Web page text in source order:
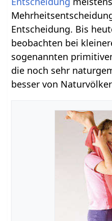
Entscheidung. Bis
beobachten bei
sogenannten
die noch sehr
besser von